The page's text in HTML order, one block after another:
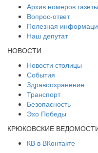
Архив номеров газеты
Вопрос-ответ
Полезная
Наш депутат
НОВОСТИ
Новости столицы
События
Здравоохранение
Транспорт
Безопасность
Эхо Победы
КРЮКОВСКИЕ
КВ в ВКонтакте